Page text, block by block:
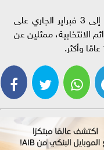
تم إجراء الاستطلاع في الفترة ما بين 1 إلى 3 فبراير الجاري على
الانتخابية، ممثلين عن